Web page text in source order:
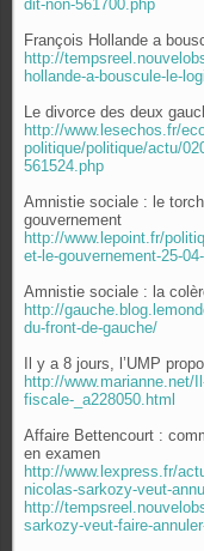
dit-non-561700.php
François Hollande a
http://
hollande-a-bouscule-le-
Le divorce des deux
http://www.lesechos.fr/
politique/politique/actu/
561524.php
Amnistie sociale : le
gouvernement
http://www.lepoint.fr/
et-le-gouvernement-25-
Amnistie sociale : la
http://
du-front-de-gauche/
Il y a 8 jours, l’UMP
http://www.marianne.net/
fiscale-_a228050.html
Affaire Bettencourt :
en examen
http://www.lexpress.fr/
nicolas-sarkozy-veut-
http://
sarkozy-veut-faire-